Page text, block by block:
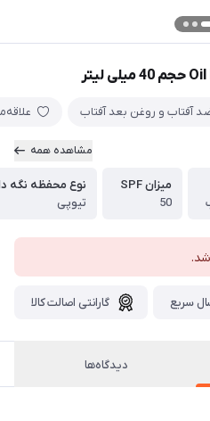
آفتاب و روغن بعد آفتاب
مشاهده همه
میزان SPF
50
نوع محفظه نگه
تیوپی
سریع گارانتی اصالت کالا
دیدگاه‌ها